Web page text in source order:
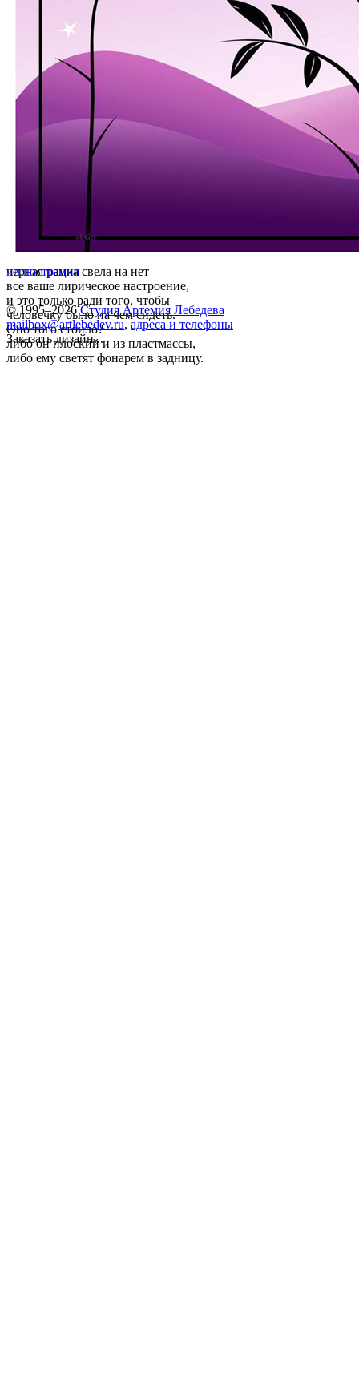
черная рамка свела на нет
все ваше лирическое настроение,
и это только ради того, чтобы
человечку было на чем сидеть.
Оно того стоило?
либо он плоский и из пластмассы,
либо ему светят фонарем в задницу.
иллюстрация
© 1995–2026 Студия Артемия Лебедева
mailbox@artlebedev.ru, адреса и телефоны
Заказать дизайн...